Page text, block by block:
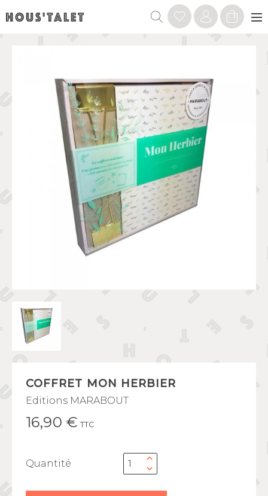
COFFRET MON HERBIER
Editions MARABOUT
16,90 € TTC
Quantité